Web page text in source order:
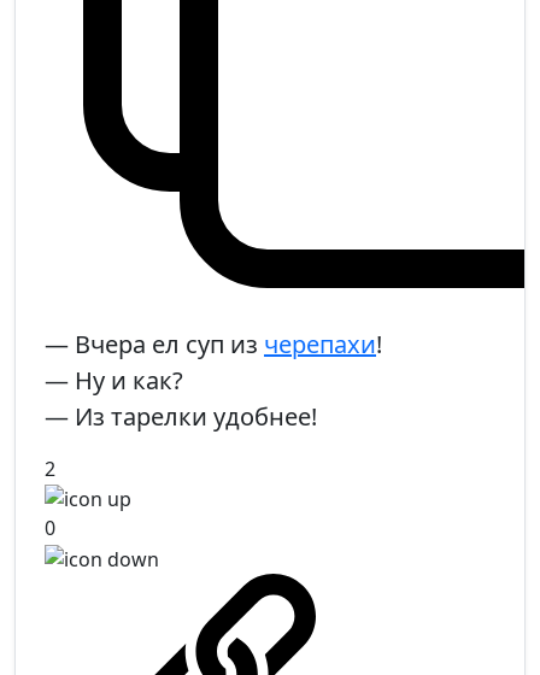
— Вчера ел суп из черепахи!
— Ну и как?
— Из тарелки удобнее!
2
0